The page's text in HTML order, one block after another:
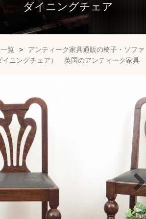
ダイニングチェア
覧 > アンティーク家具通販の椅子・ソファ
イニングチェア） 英国のアンティーク家具
Next